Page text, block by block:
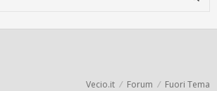
Vecio.it Forum Fuori Tema